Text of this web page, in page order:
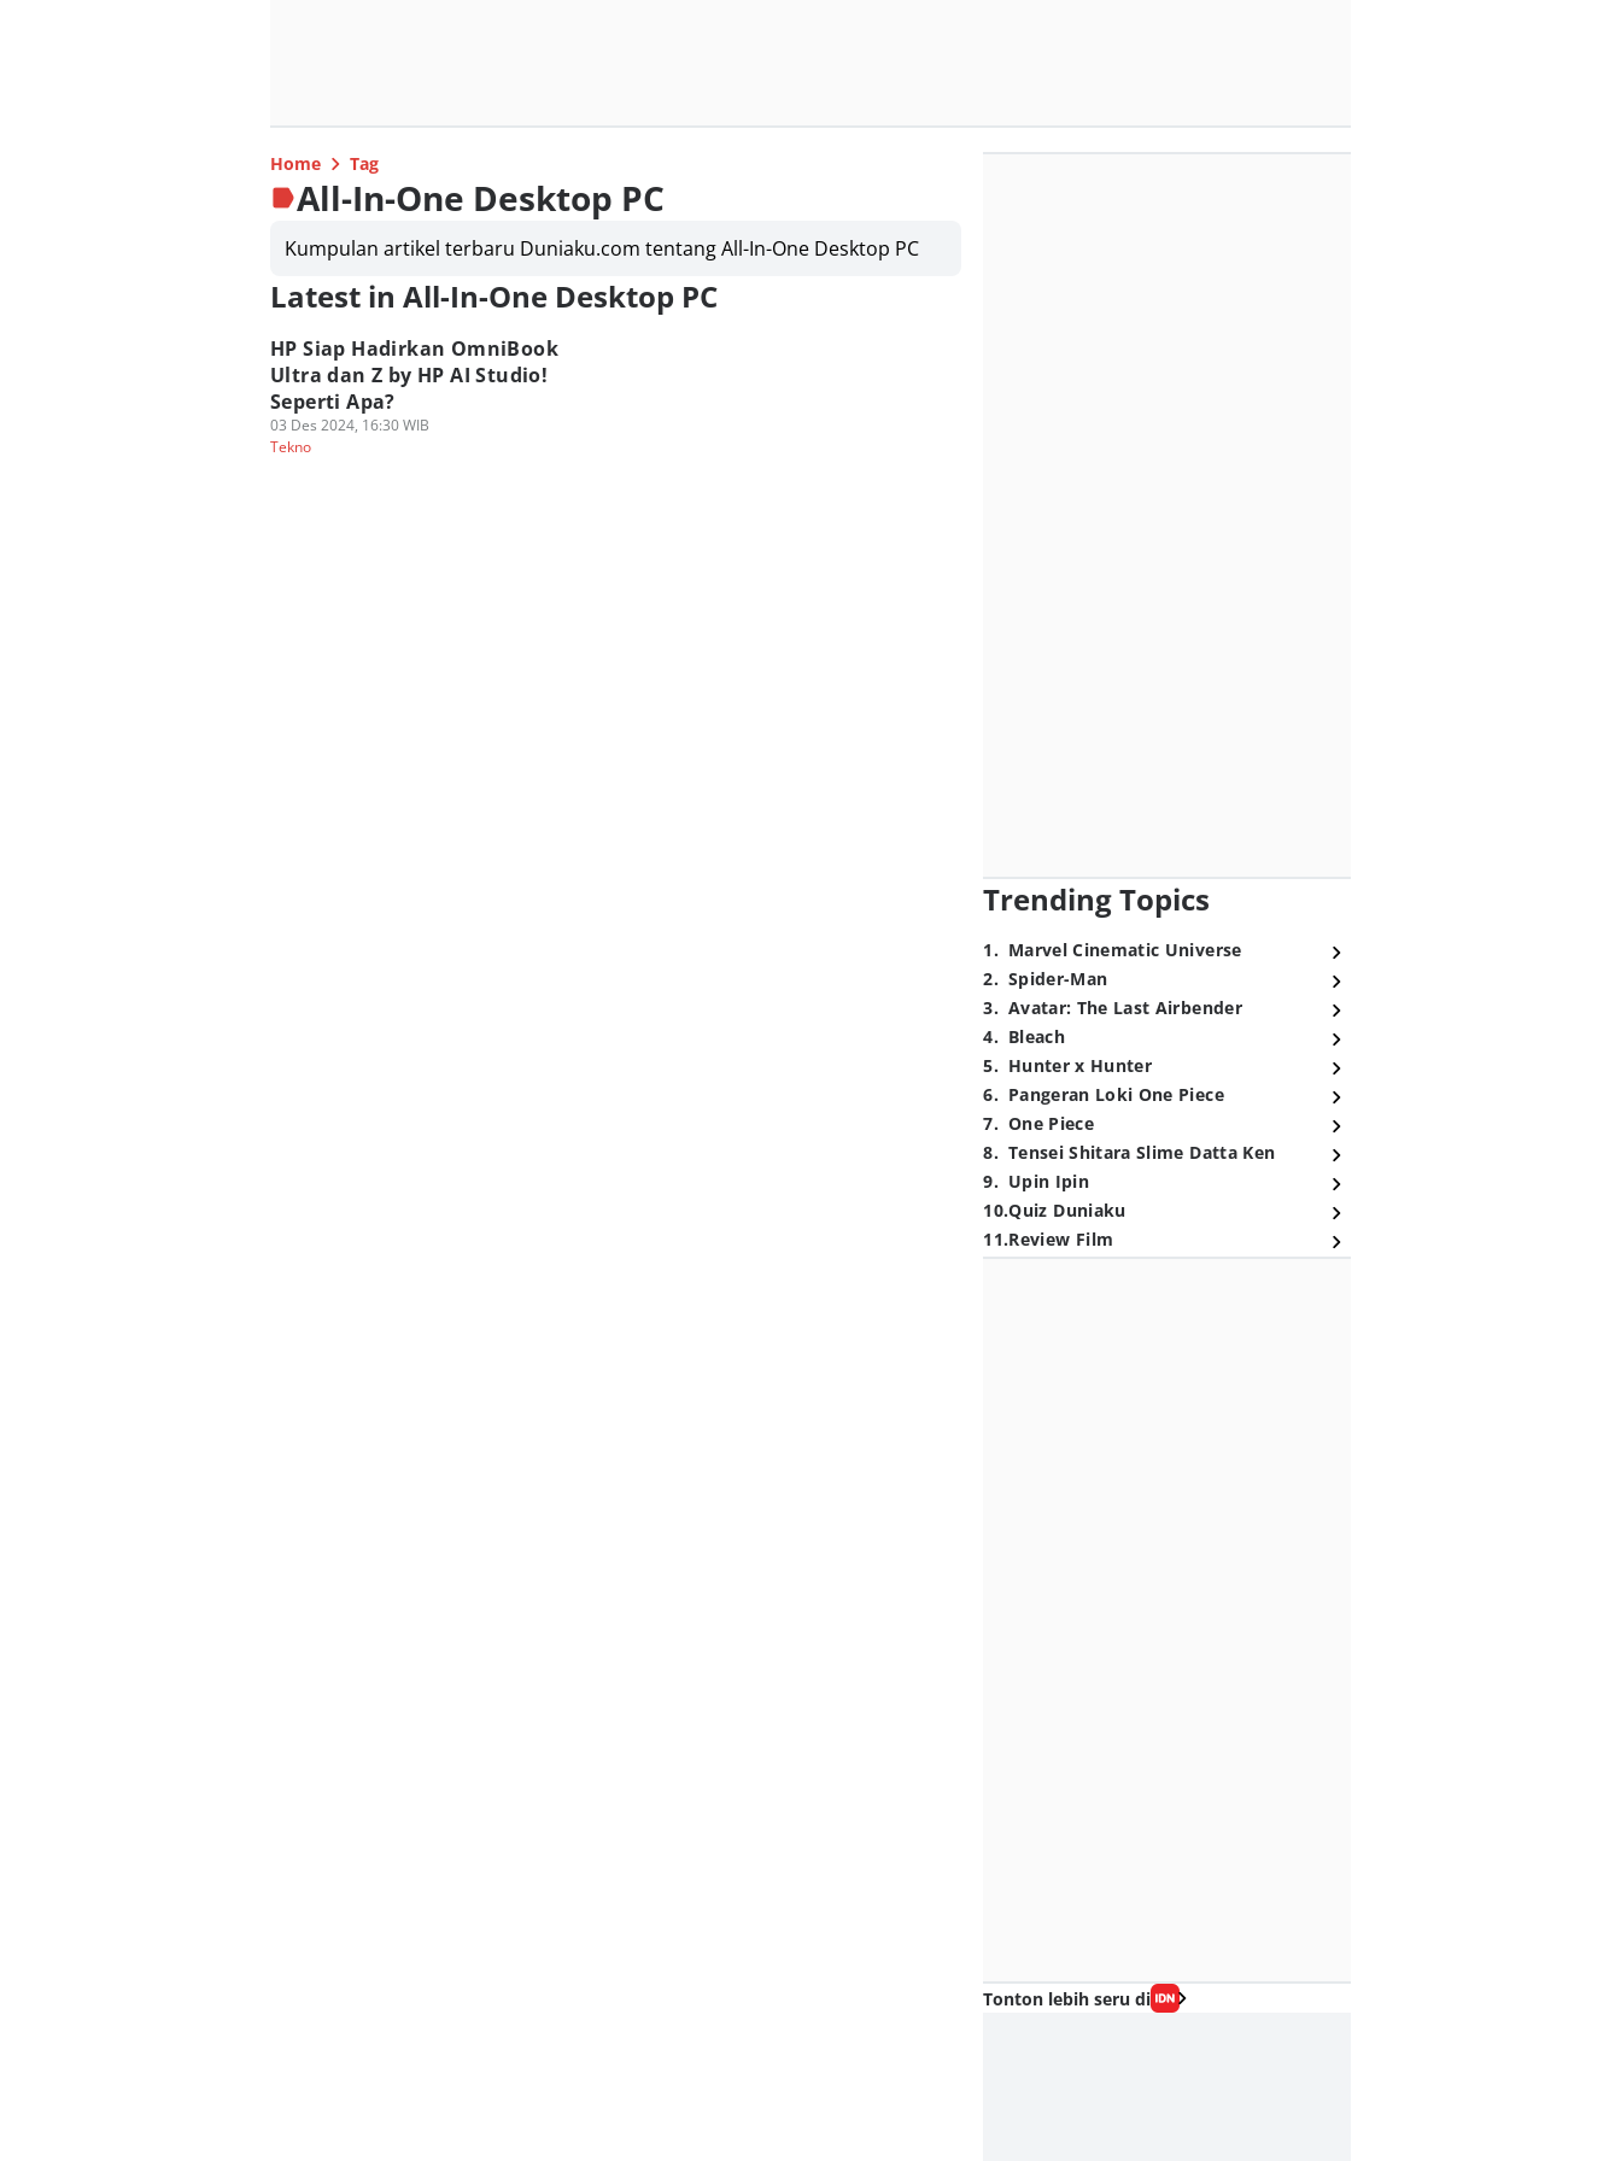
Home Tag
All-In-One Desktop PC
Kumpulan artikel terbaru Duniaku.com tentang All-In-One Desktop PC
Latest in All-In-One Desktop PC
HP Siap Hadirkan OmniBook
Ultra dan Z by HP AI Studio!
Seperti Apa?
03 Des 2024, 16:30 WIB
Tekno
Trending Topics
1. Marvel Cinematic Universe
2. Spider-Man
3. Avatar: The Last Airbender
4. Bleach
5. Hunter x Hunter
6. Pangeran Loki One Piece
7. One Piece
8. Tensei Shitara Slime Datta Ken
9. Upin Ipin
10.Quiz Duniaku
11.Review Film
Tonton lebih seru di